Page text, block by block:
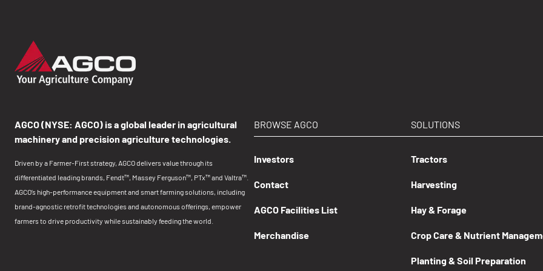
AGCO (NYSE: AGCO) is a global leader in agricultural
machinery and precision agriculture technologies.
Driven by a Farmer-First strategy, AGCO delivers value through its
differentiated leading brands, Fendt™, Massey Ferguson™, PTx™ and Valtra™.
AGCO’s high-performance equipment and smart farming solutions, including
brand-agnostic retrofit technologies and autonomous offerings, empower
farmers to drive productivity while sustainably feeding the world.
BROWSE AGCO
Investors
Contact
AGCO Facilities List
Merchandise
SOLUTIONS
Tractors
Harvesting
Hay & Forage
Crop Care & Nutrient
Planting & Soil Preparation